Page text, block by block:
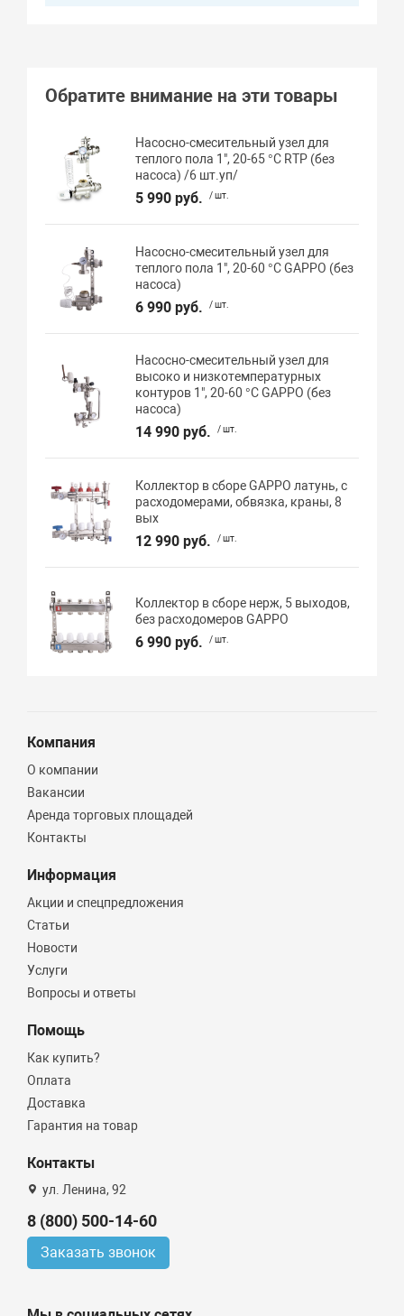
Обратите внимание на эти товары
Насосно-смесительный узел для
теплого пола 1", 20-65 °С RTP (без
насоса) /6 шт.уп/
5 990 руб. / шт.
Насосно-смесительный узел для
теплого пола 1", 20-60 °С GAPPO (без
насоса)
6 990 руб. / шт.
Насосно-смесительный узел для
высоко и низкотемпературных
контуров 1", 20-60 °С GAPPO (без
насоса)
14 990 руб. / шт.
Коллектор в сборе GAPPO латунь, с
расходомерами, обвязка, краны, 8
вых
12 990 руб. / шт.
Коллектор в сборе нерж, 5 выходов,
без расходомеров GAPPO
6 990 руб. / шт.
Компания
О компании
Вакансии
Аренда торговых площадей
Контакты
Информация
Акции и спецпредложения
Статьи
Новости
Услуги
Вопросы и ответы
Помощь
Как купить?
Оплата
Доставка
Гарантия на товар
Контакты
ул. Ленина, 92
8 (800) 500-14-60
Заказать звонок